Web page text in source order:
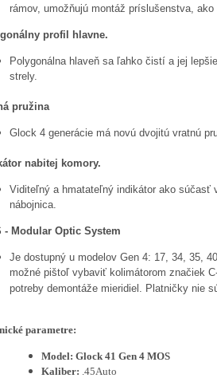
rámov, umožňujú montáž príslušenstva,
profil hlavne.
Polygonálna hlaveň sa ľahko čistí a jej
strely.
pružina
Glock 4 generácie má novú dvojitú vratnú
nabitej komory.
Viditeľný a hmatateľný indikátor ako
nábojnica.
- Modular Optic System
Je dostupný u modelov Gen 4: 17, 34, 35,
možné pištoľ vybaviť kolimátorom značiek
potreby demontáže mieridiel. Platničky nie
parametre:
Model: Glock 41 Gen 4 MOS
Kaliber: .45Auto